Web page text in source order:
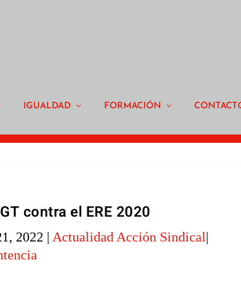
IGUALDAD FORMACIÓN
contra el ERE 2020
2022 | Actualidad Acción Sindical|